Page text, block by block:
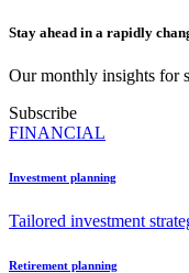
Stay ahead in a rapidly
Our monthly insights for
Subscribe
FINANCIAL
Investment planning
Tailored investment
Retirement planning